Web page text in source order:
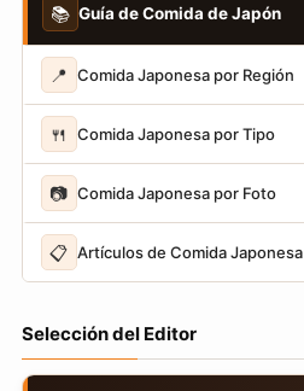
📚 Guía de Comida de Japón
📍 Comida Japonesa por Región
🍴 Comida Japonesa por Tipo
📷 Comida Japonesa por Foto
📋 Artículos de Comida Japonesa
Selección del Editor